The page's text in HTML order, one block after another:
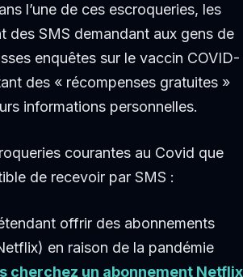
l’une de ces escroqueries, les
des SMS demandant aux gens de
enquêtes sur le vaccin COVID-
des « récompenses gratuites »
informations personnelles.
courantes au Covid que
de recevoir par SMS :
offrir des abonnements
en raison de la pandémie
cherchez un abonnement Netflix